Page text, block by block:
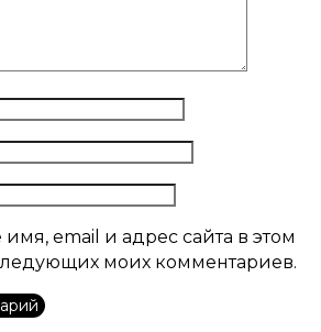
email и адрес сайта в этом
моих комментариев.